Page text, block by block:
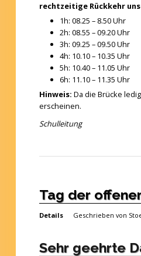
rechtzeitige Rückkehr
1h: 08.25 – 8.50 Uhr
2h: 08.55 – 09.20 Uhr
3h: 09.25 – 09.50 Uhr
4h: 10.10 – 10.35 Uhr
5h: 10.40 – 11.05 Uhr
6h: 11.10 – 11.35 Uhr
Hinweis: Da die Brücke
erscheinen.
Schulleitung
Tag der
Details Geschrieben von
Sehr geehrte